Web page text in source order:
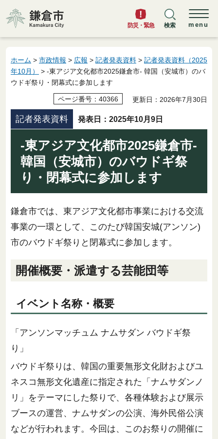
鎌倉市
防災・緊急 検索 menu
ホーム > 市政情報 > 広報 > 記者発表資料 > 記者発表資料（2025
年10月）
> -東アジア文化都市2025鎌倉市- 韓国（安城市）のバ
ウドギ祭り・閉幕式に参加します
ページ番号：40366 更新日：2026年7月30日
記者発表資料 発表日：2025年10月9日
-東アジア文化都市2025鎌倉市-
韓国（安城市）のバウドギ祭
り・閉幕式に参加します
鎌倉市では、東アジア文化都市事業における交流
事業の一環として、このたび韓国安城(アンソン)
市のバウドギ祭りと閉幕式に参加します。
開催概要・派遣する芸能団等
イベント名称・概要
「アンソンマッチュム ナムサダン バウドギ祭
り」
バウドギ祭りは、韓国の重要無形文化財およびユ
ネスコ無形文化遺産に指定された「ナムサダンノ
リ」をテーマにした祭りで、各種体験および展示
ブースの運営、ナムサダンの公演、海外民俗公演
などが行われます。今回は、このお祭りの開催に